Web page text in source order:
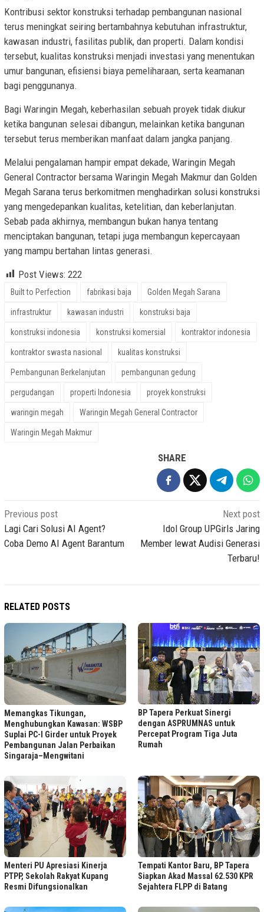
Kontribusi sektor konstruksi terhadap pembangunan nasional
terus meningkat seiring bertambahnya kebutuhan infrastruktur,
kawasan industri, fasilitas publik, dan properti. Dalam kondisi
tersebut, kualitas konstruksi menjadi investasi yang menentukan
umur bangunan, efisiensi biaya pemeliharaan, serta keamanan
bagi penggunanya.
Bagi Waringin Megah, keberhasilan sebuah proyek tidak diukur
ketika bangunan selesai dibangun, melainkan ketika bangunan
tersebut terus memberikan manfaat dalam jangka panjang.
Melalui pengalaman hampir empat dekade, Waringin Megah
General Contractor bersama Waringin Megah Makmur dan Golden
Megah Sarana terus berkomitmen menghadirkan solusi konstruksi
yang mengedepankan kualitas, ketelitian, dan keberlanjutan.
Sebab pada akhirnya, membangun bukan hanya tentang
menciptakan bangunan, tetapi juga membangun kepercayaan
yang mampu bertahan lintas generasi.
Post Views: 222
Built to Perfection fabrikasi baja Golden Megah Sarana
infrastruktur kawasan industri konstruksi baja
konstruksi indonesia konstruksi komersial kontraktor indonesia
kontraktor swasta nasional kualitas konstruksi
Pembangunan Berkelanjutan pembangunan gedung
pergudangan properti Indonesia proyek konstruksi
waringin megah Waringin Megah General Contractor
Waringin Megah Makmur
SHARE
Post
navigation
Previous post
Lagi Cari Solusi AI Agent?
Coba Demo AI Agent Barantum
Next post
Idol Group UPGirls Jaring
Member lewat Audisi Generasi
Terbaru!
RELATED POSTS
Memangkas Tikungan,
Menghubungkan Kawasan: WSBP
Suplai PC-I Girder untuk Proyek
Pembangunan Jalan Perbaikan
Singaraja–Mengwitani
BP Tapera Perkuat Sinergi
dengan ASPRUMNAS untuk
Percepat Program Tiga Juta
Rumah
Menteri PU Apresiasi Kinerja
PTPP, Sekolah Rakyat Kupang
Resmi Difungsionalkan
Tempati Kantor Baru, BP Tapera
Siapkan Akad Massal 62.530 KPR
Sejahtera FLPP di Batang